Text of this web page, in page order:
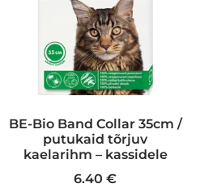
BE-Bio Band Collar 35cm /
putukaid tõrjuv
kaelarihm – kassidele
6.40 €